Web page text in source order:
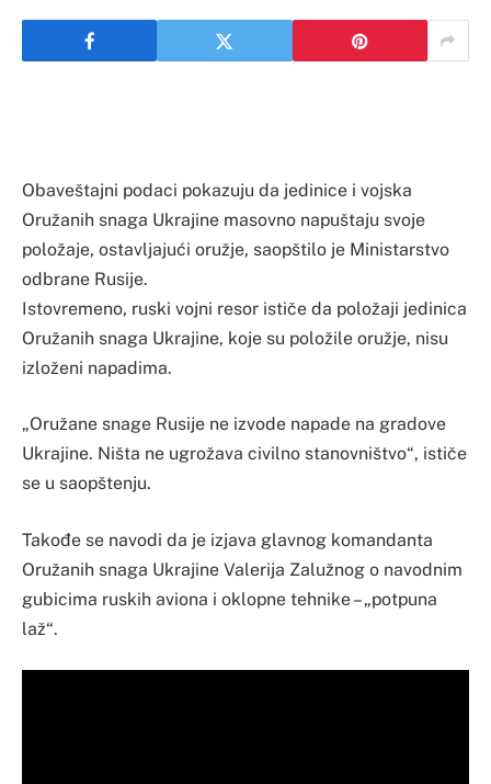
Obaveštajni podaci pokazuju da jedinice i vojska
Oružanih snaga Ukrajine masovno napuštaju svoje
položaje, ostavljajući oružje, saopštilo je Ministarstvo
odbrane Rusije.
Istovremeno, ruski vojni resor ističe da položaji jedinica
Oružanih snaga Ukrajine, koje su položile oružje, nisu
izloženi napadima.
„Oružane snage Rusije ne izvode napade na gradove
Ukrajine. Ništa ne ugrožava civilno stanovništvo“, ističe
se u saopštenju.
Takođe se navodi da je izjava glavnog komandanta
Oružanih snaga Ukrajine Valerija Zalužnog o navodnim
gubicima ruskih aviona i oklopne tehnike – „potpuna
laž“.